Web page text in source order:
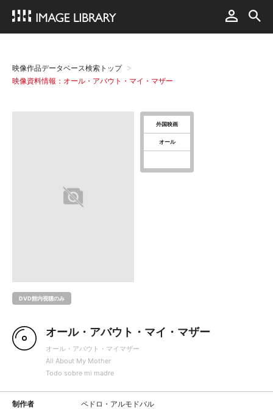
映像作品データベース検索トップ
映像資料情報：オール・アバウト・マイ・マザー
DVD館内視聴のみ
外国映画
オール
オール・アバウト・マイ・マザー
オール・アバウト・マイマザー
All About My Mother
Todo sobre mi madre
制作者 ペドロ・アルモドバル